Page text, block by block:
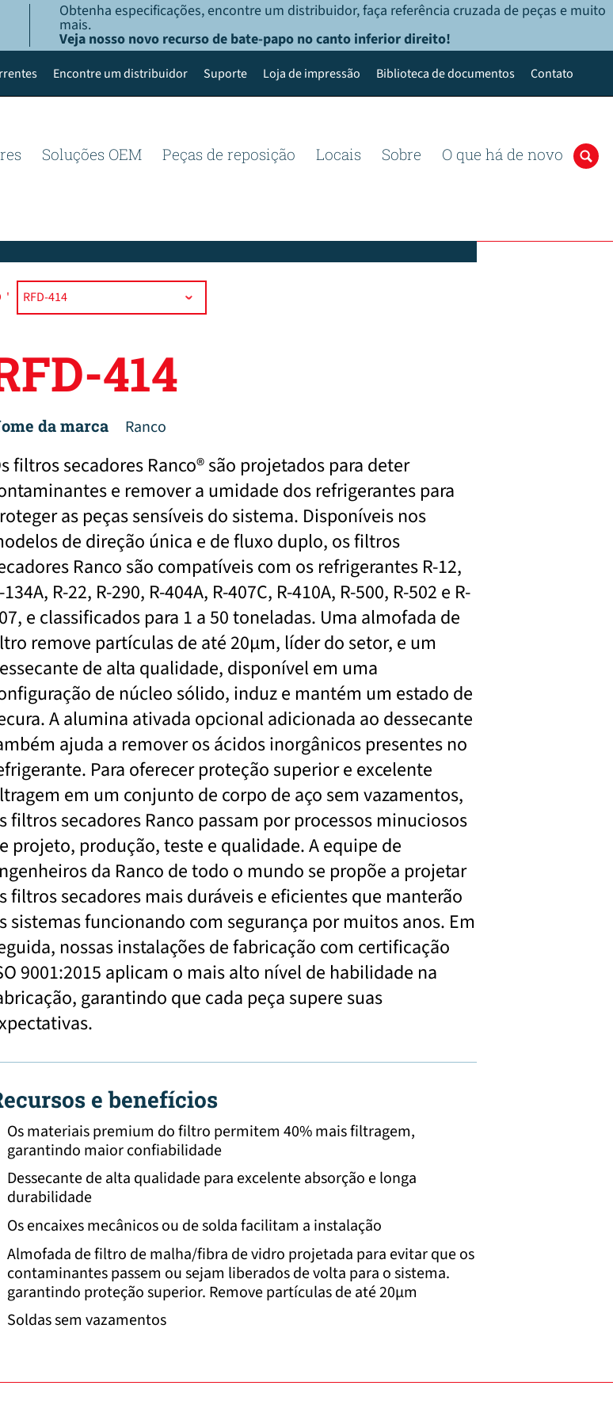
Obtenha especificações, encontre um distribuidor, faça referência cruzada de peças e muito
mais.
Veja nosso novo recurso de bate-papo no canto inferior direito!
Encontre um distribuidor Suporte Loja de impressão Biblioteca de documentos Contato
Soluções OEM Peças de reposição Locais Sobre O que há de novo
'
414
da marca Ranco
filtros secadores Ranco® são projetados para deter
e remover a umidade dos refrigerantes para
as peças sensíveis do sistema. Disponíveis nos
de direção única e de fluxo duplo, os filtros
Ranco são compatíveis com os refrigerantes R-12,
134A, R-22, R-290, R-404A, R-407C, R-410A, R-500, R-502 e R-
e classificados para 1 a 50 toneladas. Uma almofada de
remove partículas de até 20μm, líder do setor, e um
de alta qualidade, disponível em uma
de núcleo sólido, induz e mantém um estado de
A alumina ativada opcional adicionada ao dessecante
ajuda a remover os ácidos inorgânicos presentes no
Para oferecer proteção superior e excelente
em um conjunto de corpo de aço sem vazamentos,
filtros secadores Ranco passam por processos minuciosos
projeto, produção, teste e qualidade. A equipe de
da Ranco de todo o mundo se propõe a projetar
filtros secadores mais duráveis e eficientes que manterão
sistemas funcionando com segurança por muitos anos. Em
nossas instalações de fabricação com certificação
9001:2015 aplicam o mais alto nível de habilidade na
garantindo que cada peça supere suas
e benefícios
Os materiais premium do filtro permitem 40% mais filtragem,
garantindo maior confiabilidade
Dessecante de alta qualidade para excelente absorção e longa
durabilidade
Os encaixes mecânicos ou de solda facilitam a instalação
Almofada de filtro de malha/fibra de vidro projetada para evitar que os
contaminantes passem ou sejam liberados de volta para o sistema.
garantindo proteção superior. Remove partículas de até 20μm
Soldas sem vazamentos